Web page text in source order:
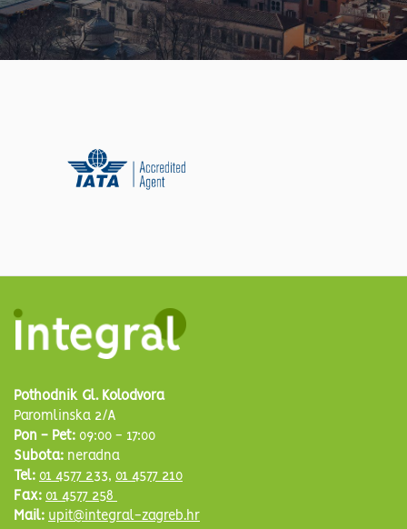
Pothodnik Gl. Kolodvora
Paromlinska 2/A
Pon - Pet: 09:00 - 17:00
Subota: neradna
Tel: 01 4577 233, 01 4577 210
Fax: 01 4577 258
Mail: upit@integral-zagreb.hr